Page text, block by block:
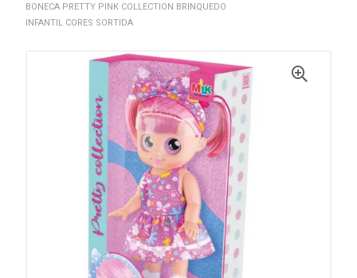
BONECA PRETTY PINK COLLECTION BRINQUEDO
INFANTIL CORES SORTIDA